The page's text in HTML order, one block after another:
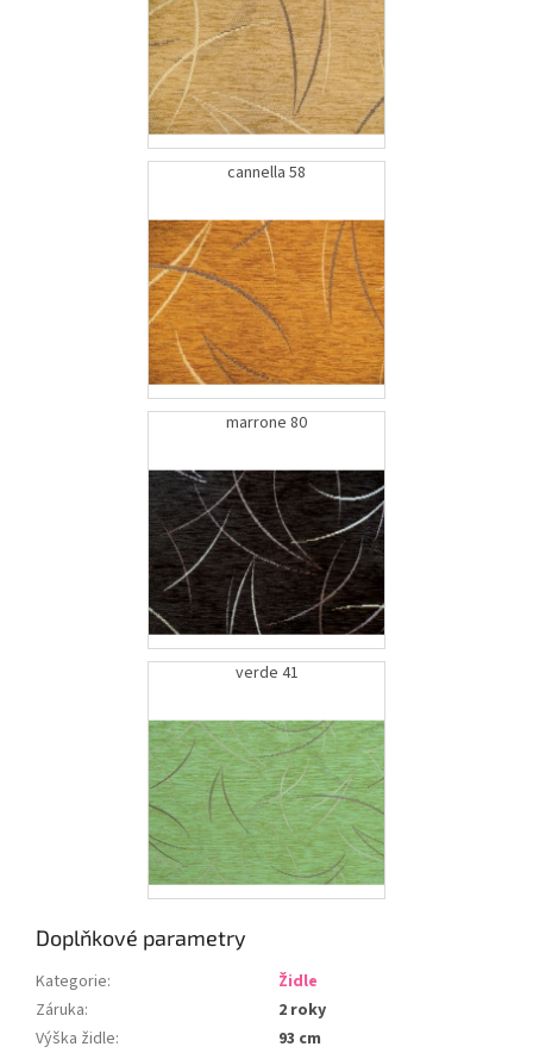
cannella 58
marrone 80
verde 41
Doplňkové parametry
Kategorie:
Židle
Záruka:
2 roky
Výška židle:
93 cm